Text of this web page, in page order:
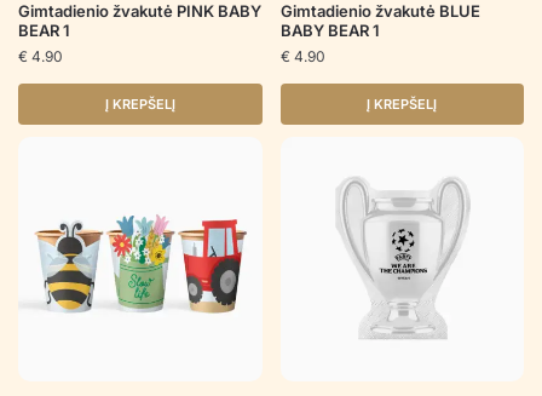
Gimtadienio žvakutė PINK BABY
BEAR 1
€ 4.90
Į KREPŠELĮ
Gimtadienio žvakutė BLUE
BABY BEAR 1
€ 4.90
Į KREPŠELĮ